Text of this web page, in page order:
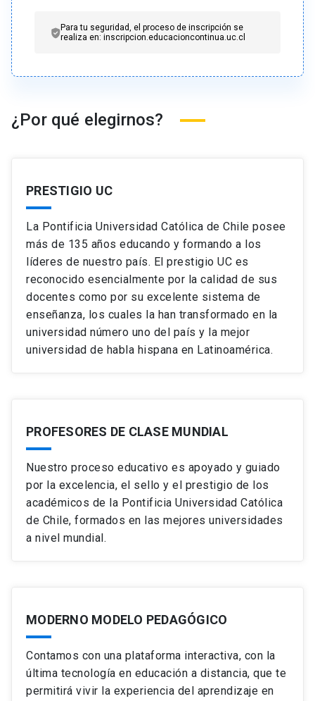
Para tu seguridad, el proceso de inscripción se
realiza en: inscripcion.educacioncontinua.uc.cl
¿Por qué elegirnos?
PRESTIGIO UC
La Pontificia Universidad Católica de Chile posee
más de 135 años educando y formando a los
líderes de nuestro país. El prestigio UC es
reconocido esencialmente por la calidad de sus
docentes como por su excelente sistema de
enseñanza, los cuales la han transformado en la
universidad número uno del país y la mejor
universidad de habla hispana en Latinoamérica.
PROFESORES DE CLASE MUNDIAL
Nuestro proceso educativo es apoyado y guiado
por la excelencia, el sello y el prestigio de los
académicos de la Pontificia Universidad Católica
de Chile, formados en las mejores universidades
a nivel mundial.
MODERNO MODELO PEDAGÓGICO
Contamos con una plataforma interactiva, con la
última tecnología en educación a distancia, que te
permitirá vivir la experiencia del aprendizaje en